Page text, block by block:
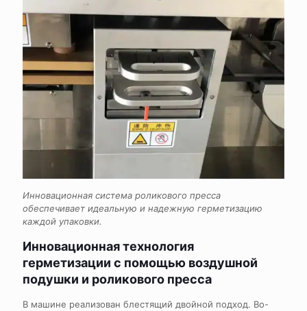
Инновационная система роликового пресса
обеспечивает идеальную и надежную герметизацию
каждой упаковки.
Инновационная технология
герметизации с помощью воздушной
подушки и роликового пресса
В машине реализован блестящий двойной подход. Во-